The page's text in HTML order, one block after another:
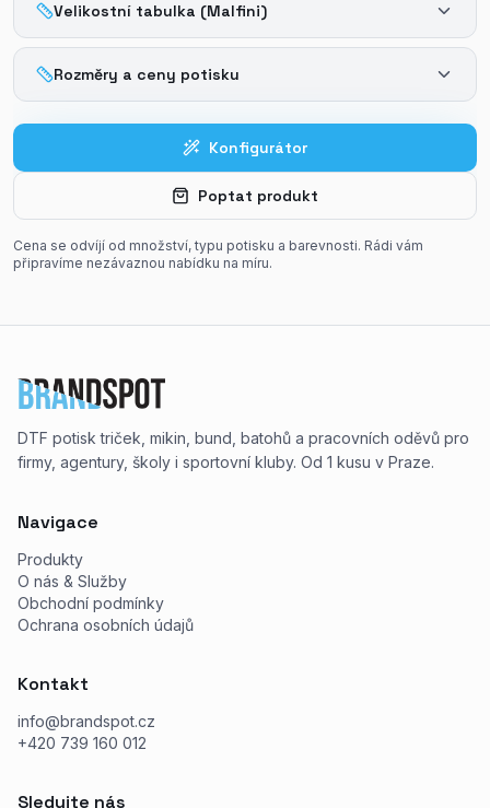
Velikostní tabulka (Malfini)
Rozměry a ceny potisku
Konfigurátor
Poptat produkt
Cena se odvíjí od množství, typu potisku a barevnosti. Rádi vám
připravíme nezávaznou nabídku na míru.
DTF potisk triček, mikin, bund, batohů a pracovních oděvů pro
firmy, agentury, školy i sportovní kluby. Od 1 kusu v Praze.
Navigace
Produkty
O nás & Služby
Obchodní podmínky
Ochrana osobních údajů
Kontakt
info@brandspot.cz
+420 739 160 012
Sledujte nás